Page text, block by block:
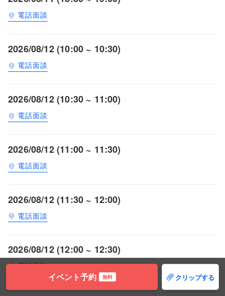
電話面談
2026/08/12 (10:00 ~ 10:30)
電話面談
2026/08/12 (10:30 ~ 11:00)
電話面談
2026/08/12 (11:00 ~ 11:30)
電話面談
2026/08/12 (11:30 ~ 12:00)
電話面談
2026/08/12 (12:00 ~ 12:30)
電話面談
イベント予約 無料 クリップする